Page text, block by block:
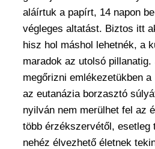
aláírtuk a papírt, 14 napon
végleges altatást. Biztos itt
hisz hol máshol lehetnék, a
maradok az utolsó
megőrizni emlékezetükben
az eutanázia borzasztó
nyilván nem merülhet fel az
több érzékszervétől,
nehéz élvezhető életnek